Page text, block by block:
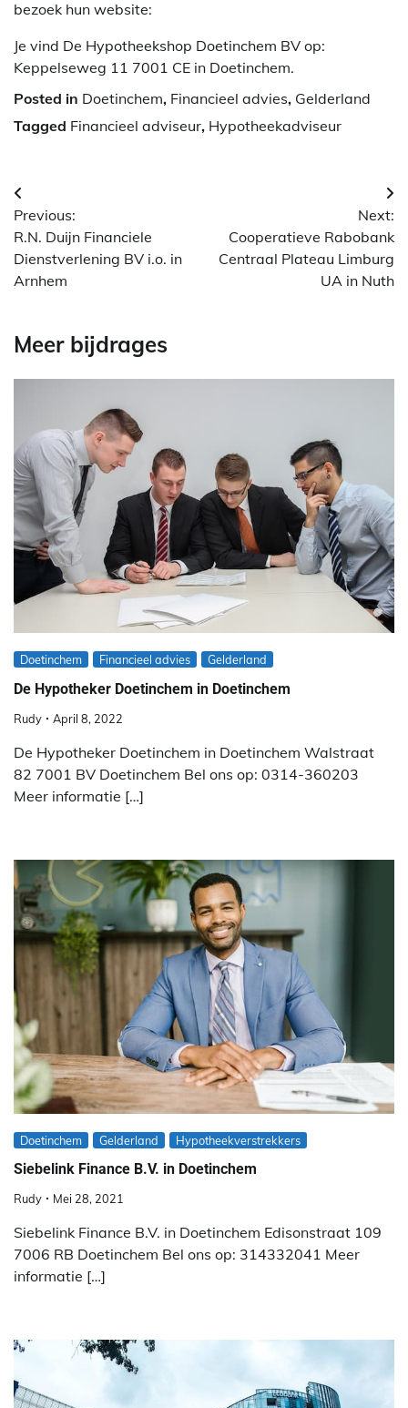
bezoek hun website:
Je vind De Hypotheekshop Doetinchem BV op:
Keppelseweg 11 7001 CE in Doetinchem.
Posted in Doetinchem, Financieel advies, Gelderland
Tagged Financieel adviseur, Hypotheekadviseur
Berichtnavigatie
Previous:
R.N. Duijn Financiele
Dienstverlening BV i.o. in
Arnhem
Next:
Cooperatieve Rabobank
Centraal Plateau Limburg
UA in Nuth
Meer bijdrages
Doetinchem Financieel advies Gelderland
De Hypotheker Doetinchem in Doetinchem
Rudy April 8, 2022
De Hypotheker Doetinchem in Doetinchem Walstraat
82 7001 BV Doetinchem Bel ons op: 0314-360203
Meer informatie […]
Doetinchem Gelderland Hypotheekverstrekkers
Siebelink Finance B.V. in Doetinchem
Rudy Mei 28, 2021
Siebelink Finance B.V. in Doetinchem Edisonstraat 109
7006 RB Doetinchem Bel ons op: 314332041 Meer
informatie […]